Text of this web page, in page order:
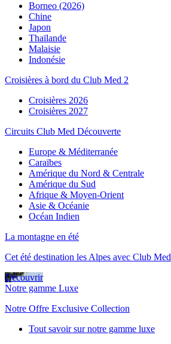
Borneo (2026)
Chine
Japon
Thaïlande
Malaisie
Indonésie
Croisières à bord du Club Med 2
Croisières 2026
Croisières 2027
Circuits Club Med Découverte
Europe & Méditerranée
Caraïbes
Amérique du Nord & Centrale
Amérique du Sud
Afrique & Moyen-Orient
Asie & Océanie
Océan Indien
La montagne en été
Cet été destination les Alpes avec Club Med
Découvrir
Notre gamme Luxe
Notre Offre Exclusive Collection
Tout savoir sur notre gamme luxe